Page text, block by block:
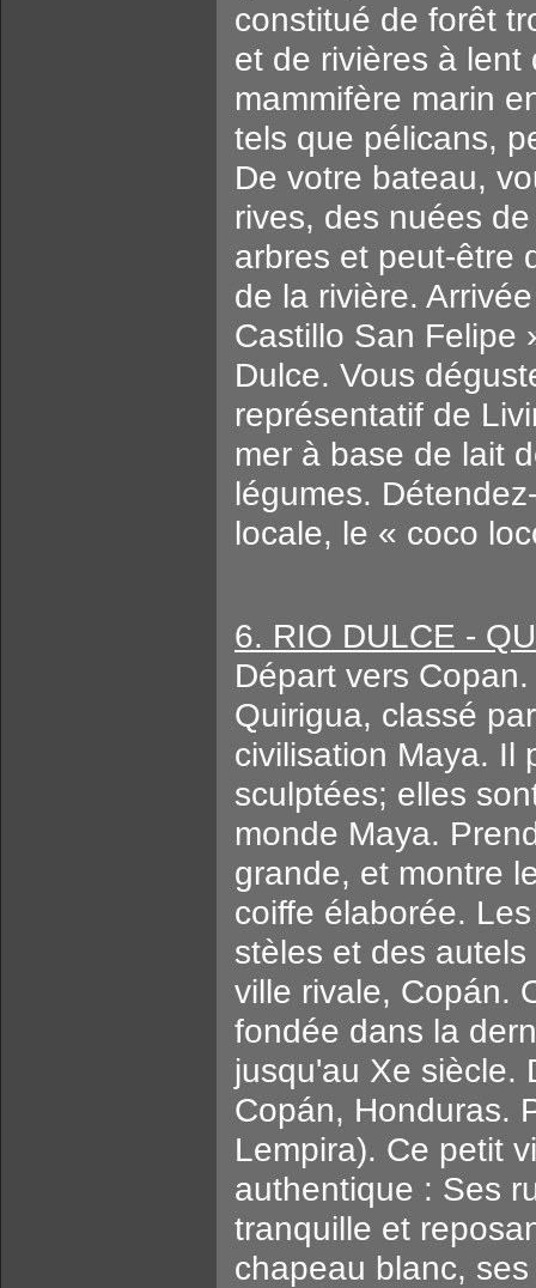
constitué de forêt
et de rivières à
mammifère marin
tels que pélicans,
De votre bateau,
rives, des nuées
arbres et peut-être
de la rivière.
Castillo San Felipe
Dulce. Vous
représentatif de
mer à base de lait
légumes.
locale, le « coco
6. RIO DULCE -
Départ vers
Quirigua, classé
civilisation Maya. Il
sculptées; elles
monde Maya.
grande, et montre
coiffe élaborée.
stèles et des
ville rivale, Copán.
fondée dans la
jusqu'au Xe siècle.
Copán, Honduras.
Lempira). Ce petit
authentique : Ses
tranquille et
chapeau blanc,